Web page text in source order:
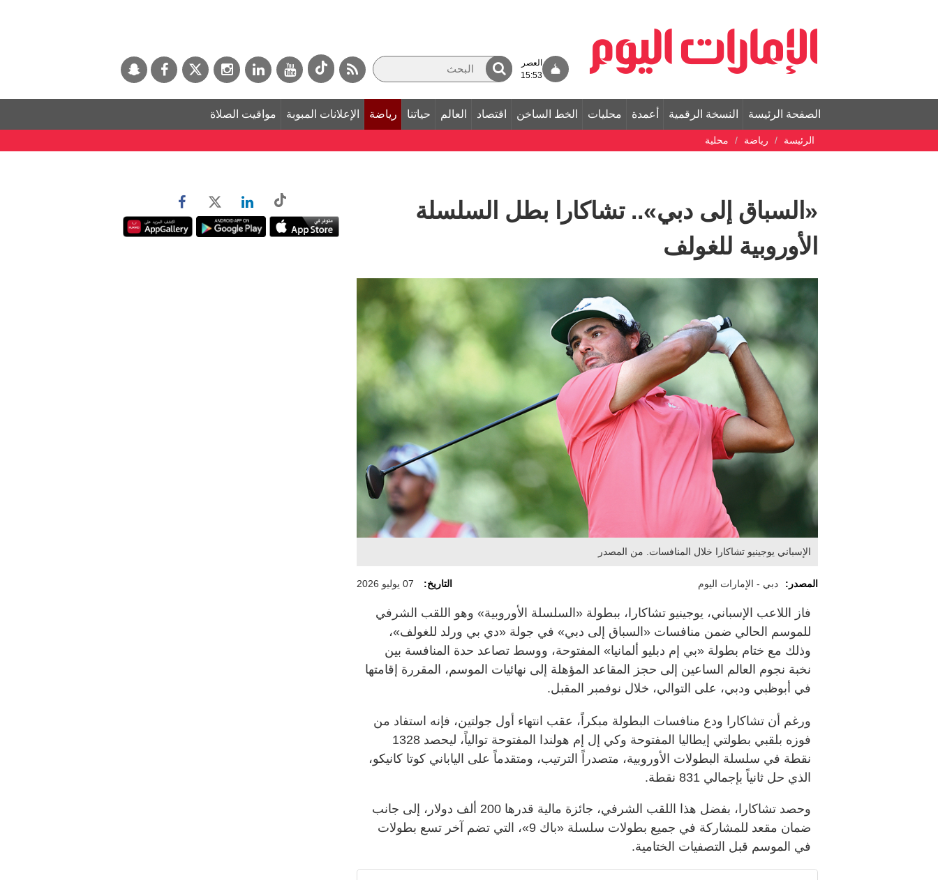
العصر
15:53
الصفحة الرئيسة النسخة الرقمية أعمدة محليات الخط الساخن اقتصاد العالم حياتنا رياضة الإعلانات المبوبة مواقيت الصلاة
الرئيسة رياضة محلية
«السباق إلى دبي».. تشاكارا بطل السلسلة
الأوروبية للغولف
الإسباني يوجينيو تشاكارا خلال المنافسات. من المصدر
المصدر: دبي - الإمارات اليوم التاريخ: 07 يوليو 2026
فاز اللاعب الإسباني، يوجينيو تشاكارا، ببطولة «السلسلة الأوروبية» وهو اللقب الشرفي
للموسم الحالي ضمن منافسات «السباق إلى دبي» في جولة «دي بي ورلد للغولف»،
وذلك مع ختام بطولة «بي إم دبليو ألمانيا» المفتوحة، ووسط تصاعد حدة المنافسة بين
نخبة نجوم العالم الساعين إلى حجز المقاعد المؤهلة إلى نهائيات الموسم، المقررة إقامتها
في أبوظبي ودبي، على التوالي، خلال نوفمبر المقبل.
ورغم أن تشاكارا ودع منافسات البطولة مبكراً، عقب انتهاء أول جولتين، فإنه استفاد من
فوزه بلقبي بطولتي إيطاليا المفتوحة وكي إل إم هولندا المفتوحة توالياً، ليحصد 1328
نقطة في سلسلة البطولات الأوروبية، متصدراً الترتيب، ومتقدماً على الياباني كوتا كانيكو،
الذي حل ثانياً بإجمالي 831 نقطة.
وحصد تشاكارا، بفضل هذا اللقب الشرفي، جائزة مالية قدرها 200 ألف دولار، إلى جانب
ضمان مقعد للمشاركة في جميع بطولات سلسلة «باك 9»، التي تضم آخر تسع بطولات
في الموسم قبل التصفيات الختامية.